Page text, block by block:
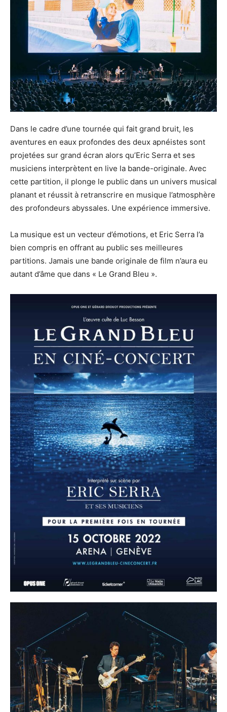
Dans le cadre d’une tournée qui fait grand bruit, les
aventures en eaux profondes des deux apnéistes sont
projetées sur grand écran alors qu’Eric Serra et ses
musiciens interprètent en live la bande-originale. Avec
cette partition, il plonge le public dans un univers musical
planant et réussit à retranscrire en musique l’atmosphère
des profondeurs abyssales. Une expérience immersive.
La musique est un vecteur d’émotions, et Eric Serra l’a
bien compris en offrant au public ses meilleures
partitions. Jamais une bande originale de film n’aura eu
autant d’âme que dans « Le Grand Bleu ».